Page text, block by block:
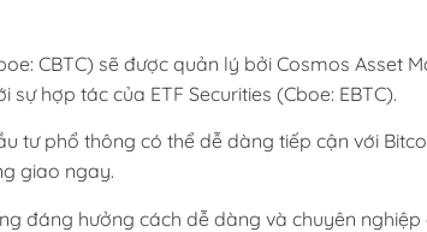
CBTC) sẽ được quản lý bởi Cosmos Asset
sự hợp tác của ETF Securities (Cboe: EBTC).
tư phổ thông có thể dễ dàng tiếp cận với
giao ngay.
đáng hưởng cách dễ dàng và chuyên